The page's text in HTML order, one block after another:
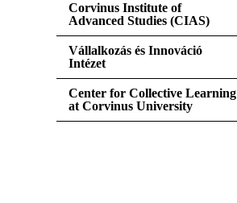
Corvinus Institute of
Advanced Studies (CIAS)
Vállalkozás és Innováció
Intézet
Center for Collective Learning
at Corvinus University